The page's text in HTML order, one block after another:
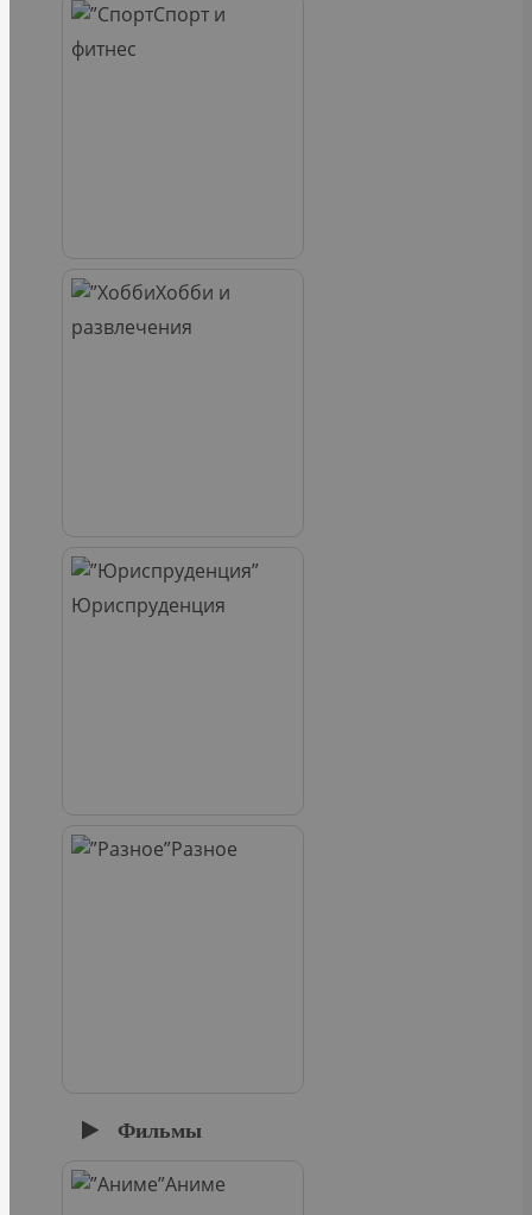
Спорт и
фитнес
Хобби и
развлечения
Юриспруденция
Разное
Фильмы
Аниме